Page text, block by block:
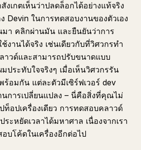
งเกตเห็นว่าปลดล็อกได้อย่างแท้จริง
Devin ในการทดสอบงานของตัวเอง
มา คลิกผ่านมัน และยืนยันว่าการ
งานได้จริง เช่นเดียวกับที่วิศวกรทำ
าวด์และสามารถปรับขนาดแบบ
ประทับใจจริงๆ เมื่อเห็นวิศวกรรัน
ร้อมกัน แต่ละตัวมีเซิร์ฟเวอร์ dev
นการเปลี่ยนแปลง – นี่คือสิ่งที่คุณไม่
อปเครื่องเดียว การทดสอบคลาวด์
ระหยัดเวลาได้มหาศาล เนื่องจากเรา
บโค้ดในเครื่องอีกต่อไป